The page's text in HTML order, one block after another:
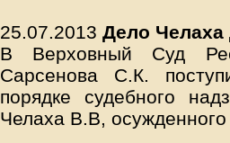
25.07.2013 Дело
В Верховный Суд
Сарсенова С.К.
порядке судебного
Челаха В.В,